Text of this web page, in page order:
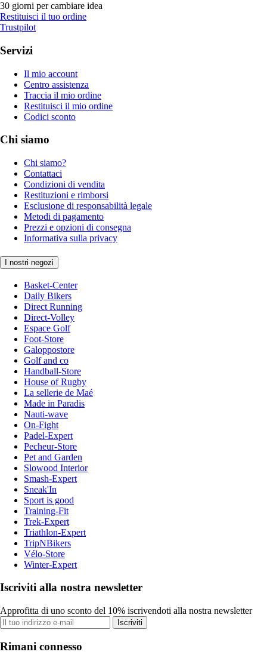
30 giorni per cambiare idea
Restituisci il tuo ordine
Trustpilot
Servizi
Il mio account
Centro assistenza
Traccia il mio ordine
Restituisci il mio ordine
Codici sconto
Chi siamo
Chi siamo?
Contattaci
Condizioni di vendita
Restituzioni e rimborsi
Esclusione di responsabilità legale
Metodi di pagamento
Prezzi e opzioni di consegna
Informativa sulla privacy
I nostri negozi
Basket-Center
Daily Bikers
Direct Running
Direct-Volley
Espace Golf
Foot-Store
Galoppostore
Golf and co
Handball-Store
House of Rugby
La sellerie de Maé
Made in Paradis
Nauti-wave
On-Fight
Padel-Expert
Pecheur-Store
Pet and Garden
Slowood Interior
Smash-Expert
Sneak'In
Sport is good
Training-Fit
Trek-Expert
Triathlon-Expert
TripNBikers
Vélo-Store
Winter-Expert
Iscriviti alla nostra newsletter
Approfitta di uno sconto del 10% iscrivendoti alla nostra newsletter
Iscriviti
Rimani connesso